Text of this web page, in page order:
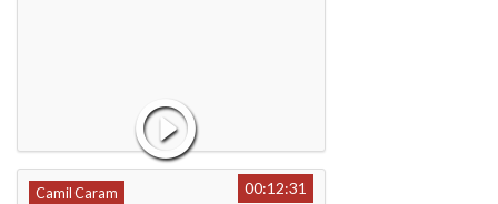
Camil Caram
00:12:31